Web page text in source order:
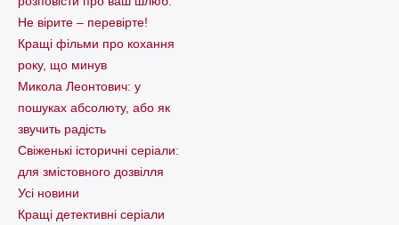
Не вірите – перевірте!
Кращі фільми про кохання
року, що минув
Микола Леонтович: у
пошуках абсолюту, або як
звучить радість
Свіженькі історичні серіали:
для змістовного дозвілля
Усі новини
Кращі детективні серіали